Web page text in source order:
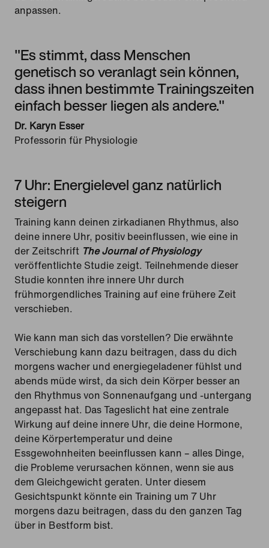
anpassen.
"Es stimmt, dass Menschen
genetisch so veranlagt sein können,
dass ihnen bestimmte Trainingszeiten
einfach besser liegen als andere."
Dr. Karyn Esser
Professorin für Physiologie
7 Uhr: Energielevel ganz natürlich
steigern
Training kann deinen zirkadianen Rhythmus, also
deine innere Uhr, positiv beeinflussen, wie eine in
der Zeitschrift The Journal of Physiology
veröffentlichte Studie zeigt. Teilnehmende dieser
Studie konnten ihre innere Uhr durch
frühmorgendliches Training auf eine frühere Zeit
verschieben.
Wie kann man sich das vorstellen? Die erwähnte
Verschiebung kann dazu beitragen, dass du dich
morgens wacher und energiegeladener fühlst und
abends müde wirst, da sich dein Körper besser an
den Rhythmus von Sonnenaufgang und -untergang
angepasst hat. Das Tageslicht hat eine zentrale
Wirkung auf deine innere Uhr, die deine Hormone,
deine Körpertemperatur und deine
Essgewohnheiten beeinflussen kann – alles Dinge,
die Probleme verursachen können, wenn sie aus
dem Gleichgewicht geraten. Unter diesem
Gesichtspunkt könnte ein Training um 7 Uhr
morgens dazu beitragen, dass du den ganzen Tag
über in Bestform bist.